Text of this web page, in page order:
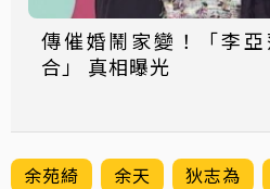
傳催婚鬧家變！「李
合」 真相曝光
余苑綺 余天 狄志為